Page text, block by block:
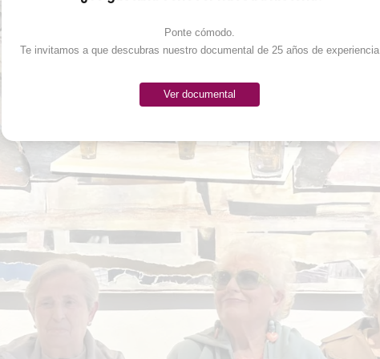
Ponte cómodo.
Te invitamos a que descubras nuestro documental de 25 años de
Ver documental